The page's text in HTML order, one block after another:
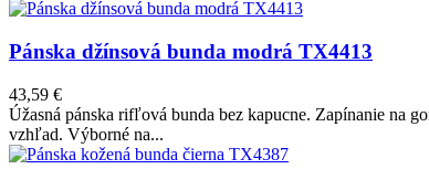
Pánska džínsová bunda modrá TX4413
43,59 €
Úžasná pánska rifľová bunda bez kapucne. Zapínanie na
vzhľad. Výborné na...